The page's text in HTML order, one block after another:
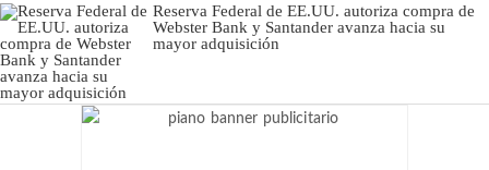
Reserva Federal de EE.UU. autoriza compra de
Webster Bank y Santander avanza hacia su
mayor adquisición